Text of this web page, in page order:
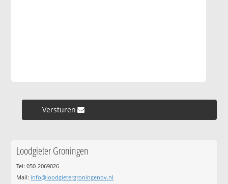
Versturen »
Loodgieter Groningen
Tel: 050-2069026
Mail: info@loodgietergroningenbv.nl